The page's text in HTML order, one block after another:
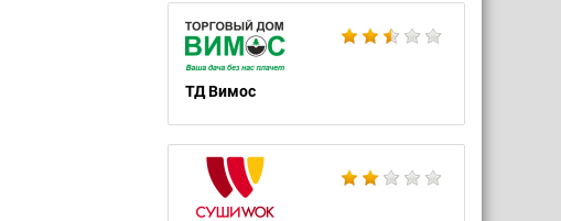
ТД Вимос